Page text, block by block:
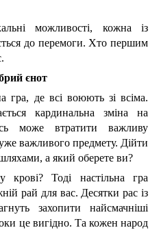
можливості, кожна із
до перемоги. Хто першим
єнот
гра, де всі воюють зі всіма.
кардинальна зміна на
може втратити важливу
важливого предмету. Дійти
а який оберете ви?
Тоді настільна гра
рай для вас. Десятки рас із
захопити найсмачніші
це вигідно. Та кожен народ